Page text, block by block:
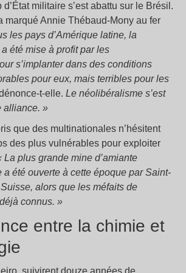
militaire s’est abattu sur le Brésil.
marqué Annie Thébaud-Mony au fer
les pays d’Amérique latine, la
été mise à profit par les
s’implanter dans des conditions
pour eux, mais terribles pour les
t-elle. Le néolibéralisme s’est
alliance. »
que des multinationales n’hésitent
des plus vulnérables pour exploiter
La plus grande mine d’amiante
a été ouverte à cette époque par Saint-
alors que les méfaits de
connus. »
entre la chimie et
suivirent douze années de